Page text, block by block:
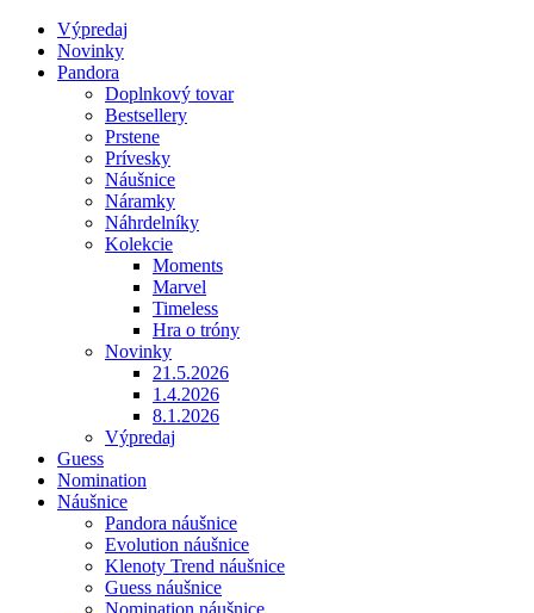
Výpredaj
Novinky
Pandora
Doplnkový tovar
Bestsellery
Prstene
Prívesky
Náušnice
Náramky
Náhrdelníky
Kolekcie
Moments
Marvel
Timeless
Hra o tróny
Novinky
21.5.2026
1.4.2026
8.1.2026
Výpredaj
Guess
Nomination
Náušnice
Pandora náušnice
Evolution náušnice
Klenoty Trend náušnice
Guess náušnice
Nomination náušnice